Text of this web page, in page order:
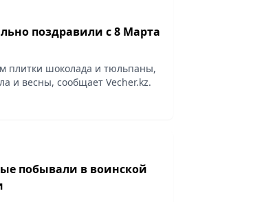
поздравили с 8 Марта
плитки шоколада и тюльпаны,
и весны, сообщает Vecher.kz.
побывали в воинской